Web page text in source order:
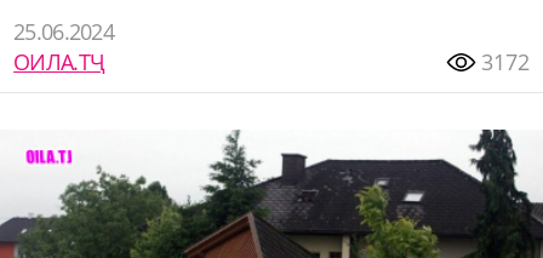
25.06.2024
ОИЛА.ТҶ
3172